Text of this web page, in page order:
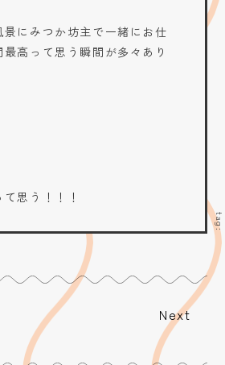
にみつか坊主で一緒にお仕
高って思う瞬間が多々あり
思う！！！
Next